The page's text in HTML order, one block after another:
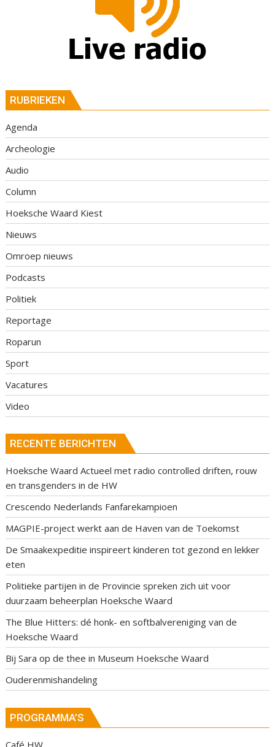
RUBRIEKEN
Agenda
Archeologie
Audio
Column
Hoeksche Waard Kiest
Nieuws
Omroep nieuws
Podcasts
Politiek
Reportage
Roparun
Sport
Vacatures
Video
RECENTE BERICHTEN
Hoeksche Waard Actueel met radio controlled driften, rouw
en transgenders in de HW
Crescendo Nederlands Fanfarekampioen
MAGPIE-project werkt aan de Haven van de Toekomst
De Smaakexpeditie inspireert kinderen tot gezond en lekker
eten
Politieke partijen in de Provincie spreken zich uit voor
duurzaam beheerplan Hoeksche Waard
The Blue Hitters: dé honk- en softbalvereniging van de
Hoeksche Waard
Bij Sara op de thee in Museum Hoeksche Waard
Ouderenmishandeling
PROGRAMMA’S
Café HW